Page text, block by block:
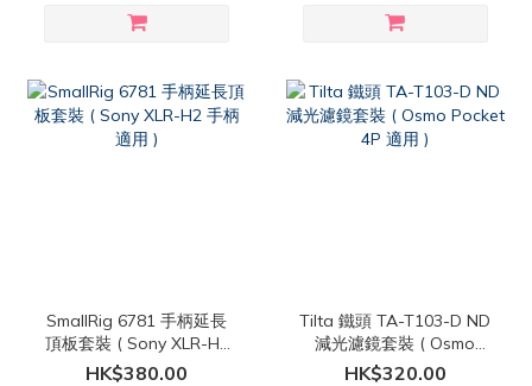
SmallRig 6781 手柄延長
頂板套裝 ( Sony XLR-H2
手柄 適用 )
HK$380.00
Tilta 鐵頭 TA-T103-D ND
減光濾鏡套裝 ( Osmo
Pocket 4P 適用 )
HK$320.00